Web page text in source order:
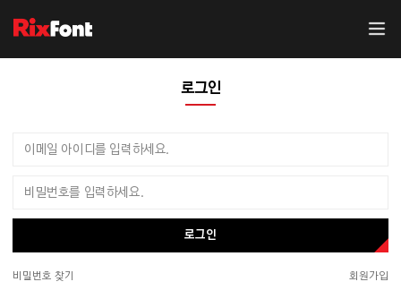
로그인
로그인
비밀번호 찾기 회원가입